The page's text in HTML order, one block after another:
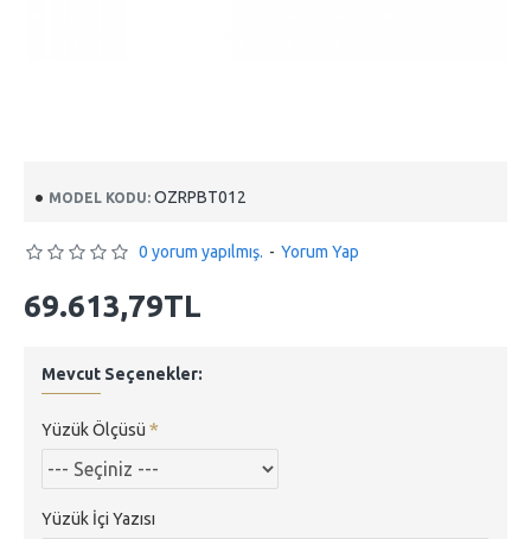
MODEL KODU: OZRPBT012
0 yorum yapılmış. - Yorum Yap
69.613,79TL
Mevcut Seçenekler:
Yüzük Ölçüsü
Yüzük İçi Yazısı